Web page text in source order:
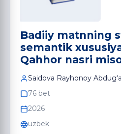
Badiiy matnning
semantik
Qahhor nasri
Saidova Rayhonoy
76 bet
2026
uzbek